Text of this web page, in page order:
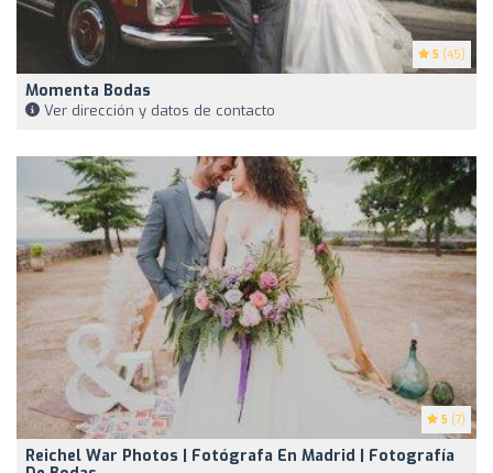
5 (45)
Momenta Bodas
Ver dirección y datos de contacto
5 (7)
Reichel War Photos | Fotógrafa En Madrid | Fotografía